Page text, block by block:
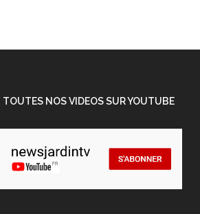
TOUTES NOS VIDEOS SUR YOUTUBE